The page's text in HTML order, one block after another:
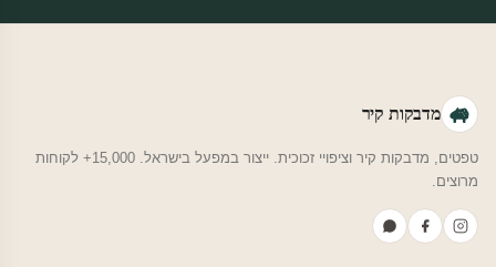
מדבקות קיר
טפטים, מדבקות קיר וציפויי זכוכית. ייצור במפעל בישראל. 15,000+ לקוחות
מרוצים.